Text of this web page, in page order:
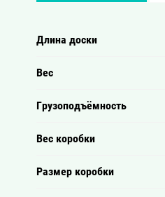
Длина доски
Вес
Грузоподъёмность
Вес коробки
Размер коробки